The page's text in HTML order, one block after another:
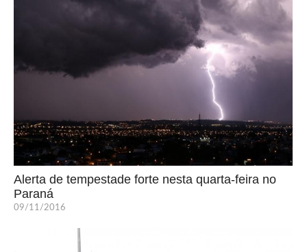
Alerta de tempestade forte nesta quarta-feira no
Paraná
09/11/2016